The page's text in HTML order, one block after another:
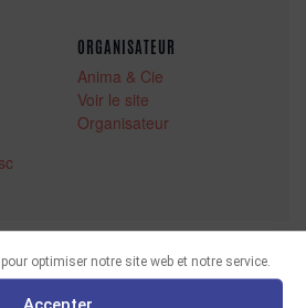
optimiser notre site web et notre service.
Accepter
ORGANISATEUR
Anima & Cie
Voir le site
Organisateur